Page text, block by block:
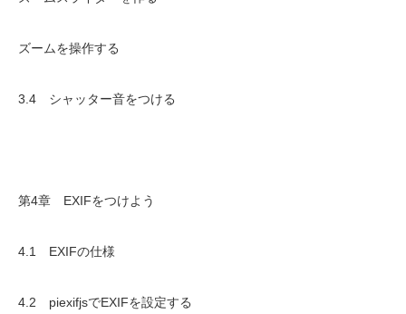
ズームを操作する
3.4 シャッター音をつける
第4章 EXIFをつけよう
4.1 EXIFの仕様
4.2 piexifjsでEXIFを設定する